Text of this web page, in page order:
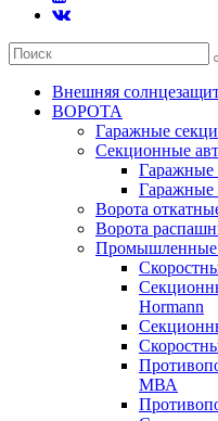
Внешняя
ВОРОТА
Гаражные
Секционные
Гаражные
Гаражные
Ворота
Ворота
Промышленные
Hormann
МВА